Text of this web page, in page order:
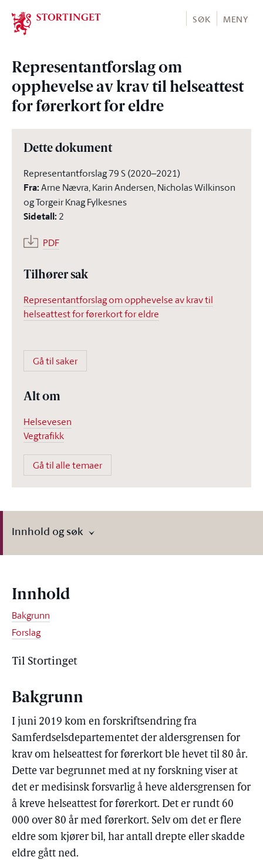
Stortinget.no
SØK MENY
Representantforslag om
opphevelse av krav til helseattest
for førerkort for eldre
Dette dokument
Representantforslag 79 S (2020–2021)
Fra:Arne Nævra, Karin Andersen, Nicholas Wilkinson
og Torgeir Knag Fylkesnes
Sidetall: 2
PDF
Tilhører sak
Representantforslag om opphevelse av krav til
helseattest for førerkort for eldre
Gå til saker
Alt om
Helsevesen
Vegtrafikk
Gå til alle temaer
Innhold og søk
Innhold
Bakgrunn
Forslag
Til Stortinget
Bakgrunn
I juni 2019 kom en forskriftsendring fra
Samferdselsdepartementet der aldersgrensen for
krav om helseattest for førerkort ble hevet til 80 år.
Dette var begrunnet med at ny forskning viser at
det er medisinsk forsvarlig å heve aldersgrensen for
å kreve helseattest for førerkort. Det er rundt 60
000 over 80 år med førerkort. Selv om det er flere
eldre som kjører bil, har antall drepte eller skadde
eldre gått ned.